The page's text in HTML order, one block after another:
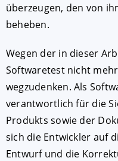
überzeugen, den von
beheben.
Wegen der in dieser
Softwaretest nicht
wegzudenken. Als
verantwortlich für die
Produkts sowie der
sich die Entwickler auf
Entwurf und die